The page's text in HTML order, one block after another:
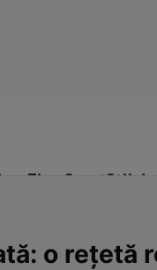
Time SportStil
o reţetă